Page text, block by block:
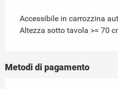
Accessibile in carrozzina
Altezza sotto tavola >= 70
Metodi di pagamento